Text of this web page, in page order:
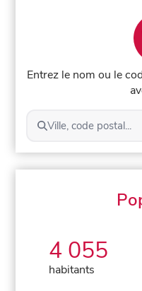
Entrez le nom ou le
Ville, code postal...
4 055
habitants